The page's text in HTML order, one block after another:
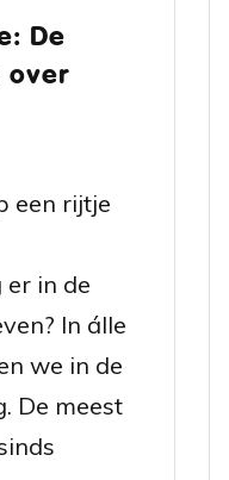
De
over
een rijtje
in de
In álle
we in de
De meest